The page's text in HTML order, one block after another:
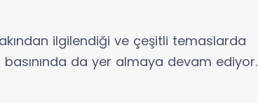
ilgilendiği ve çeşitli temaslarda
da yer almaya devam ediyor.